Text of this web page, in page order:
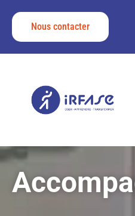
Nous contacter